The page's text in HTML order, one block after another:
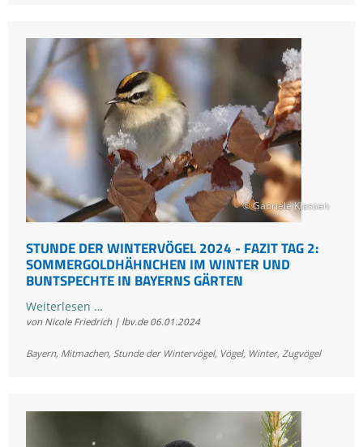
in
Bayern
© Gabriele Klassen
STUNDE DER WINTERVÖGEL 2024 - FAZIT TAG 2:
SOMMERGOLDHÄHNCHEN IM WINTER UND
BUNTSPECHTE IN BAYERNS GÄRTEN
Weiterlesen …
der
2024
von Nicole Friedrich | lbv.de 06.01.2024
Bayern, Mitmachen, Stunde der Wintervögel, Vögel, Winter, Zugvögel